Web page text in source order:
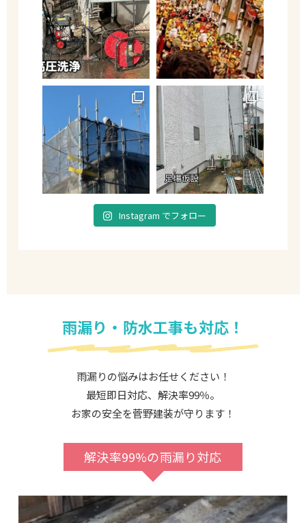
Instagram でフォロー
雨漏り・防水工事も対応！
雨漏りの悩みはお任せください！
最短即日対応、解決率99％。
お家の安全を菅野建装が守ります！
解決率99%の雨漏り対応